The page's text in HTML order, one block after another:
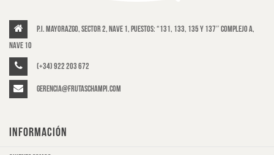
P.I. Mayorazgo, Sector 2, Nave 1, puestos: “131, 133, 135 y 137″ Complejo A,
Nave 10
(+34) 922 203 672
gerencia@frutaschampi.com
INFORMACIÓN